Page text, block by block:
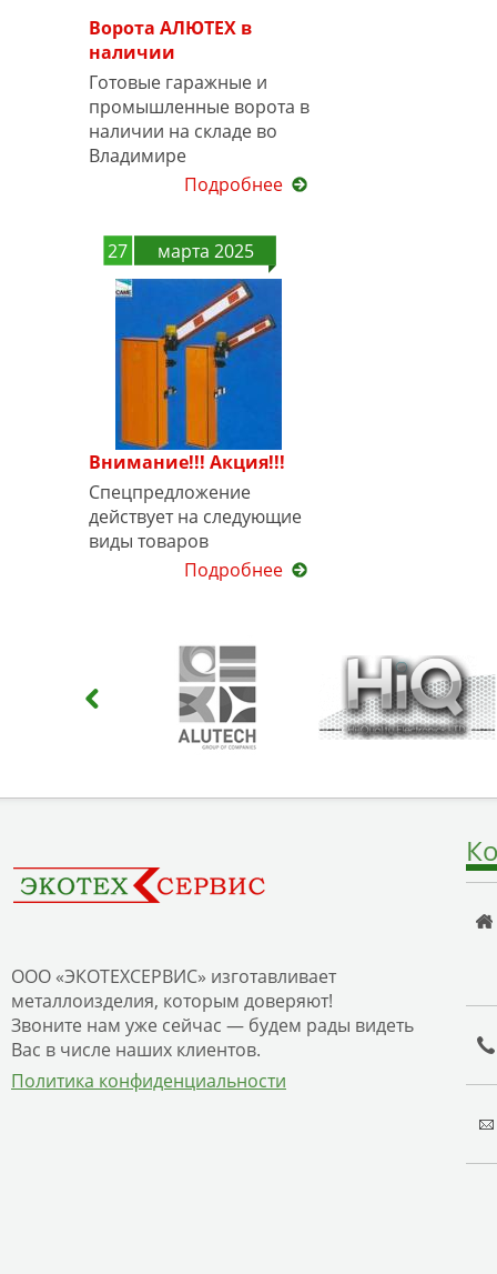
Ворота АЛЮТЕХ в
наличии
Готовые гаражные и
промышленные ворота в
наличии на складе во
Владимире
Подробнее
27 марта 2025
Внимание!!! Акция!!!
Спецпредложение
действует на следующие
виды товаров
Подробнее
ООО «ЭКОТЕХСЕРВИС» изготавливает
металлоизделия, которым доверяют!
Звоните нам уже сейчас — будем рады видеть
Вас в числе наших клиентов.
Политика конфиденциальности